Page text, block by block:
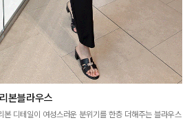
본블라우스
본 디테일이 여성스러운 분위기를 한층 더해주는 블라우스